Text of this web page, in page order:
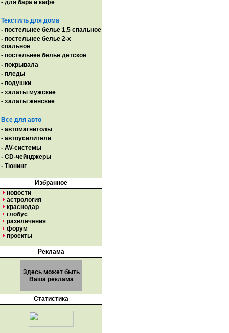
- для бара и кафе
.
Текстиль для дома
- постельнее белье 1,5 спальное
- постельнее белье 2-х
спальное
- постельнее белье детское
- покрывала
- пледы
- подушки
- халаты мужские
- халаты женские
.
Все для авто
- автомагнитолы
- автоусилители
- AV-системы
- CD-чейнджеры
- Тюнинг
Избранное
новости
астрология
краснодар
глобус
развлечения
форум
проекты
Реклама
Здесь может быть
Ваша реклама
Статистика